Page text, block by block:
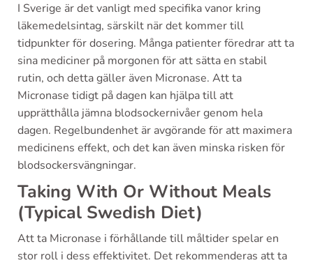
I Sverige är det vanligt med specifika vanor kring
läkemedelsintag, särskilt när det kommer till
tidpunkter för dosering. Många patienter föredrar att ta
sina mediciner på morgonen för att sätta en stabil
rutin, och detta gäller även Micronase. Att ta
Micronase tidigt på dagen kan hjälpa till att
upprätthålla jämna blodsockernivåer genom hela
dagen. Regelbundenhet är avgörande för att maximera
medicinens effekt, och det kan även minska risken för
blodsockersvängningar.
Taking With Or Without Meals
(Typical Swedish Diet)
Att ta Micronase i förhållande till måltider spelar en
stor roll i dess effektivitet. Det rekommenderas att ta